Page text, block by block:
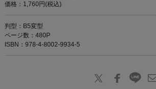
価格：1,760円(税込)
判型：B5変型
ページ数：480P
ISBN：978-4-8002-9934-5